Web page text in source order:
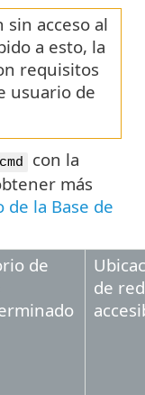
sin acceso al
a esto, la
requisitos
usuario de
con la
más
de la Base de
de
de red